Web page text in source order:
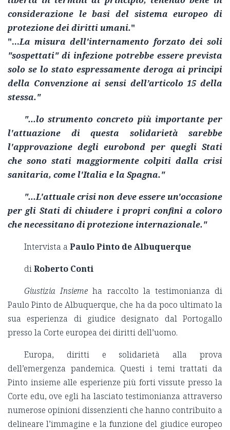
considerazione le basi del sistema europeo di
protezione dei diritti umani."
"...La misura dell'internamento forzato dei soli
"sospettati" di infezione potrebbe essere prevista
solo se lo stato espressamente deroga ai principi
della Convenzione ai sensi dell’articolo 15 della
stessa."
"...lo strumento concreto più importante per
l'attuazione di questa solidarietà sarebbe
l'approvazione degli eurobond per quegli Stati
che sono stati maggiormente colpiti dalla crisi
sanitaria, come l'Italia e la Spagna."
"...L'attuale crisi non deve essere un'occasione
per gli Stati di chiudere i propri confini a coloro
che necessitano di protezione internazionale."
Intervista a Paulo Pinto de Albuquerque
diRoberto Conti
Giustizia Insieme ha raccolto la testimonianza di
Paulo Pinto de Albuquerque, che ha da poco ultimato la
sua esperienza di giudice designato dal Portogallo
presso la Corte europea dei diritti dell’uomo.
Europa, diritti e solidarietà alla prova
dell’emergenza pandemica. Questi i temi trattati da
Pinto insieme alle esperienze più forti vissute presso la
Corte edu, ove egli ha lasciato testimonianza attraverso
numerose opinioni dissenzienti che hanno contribuito a
delineare l’immagine e la funzione del giudice europeo